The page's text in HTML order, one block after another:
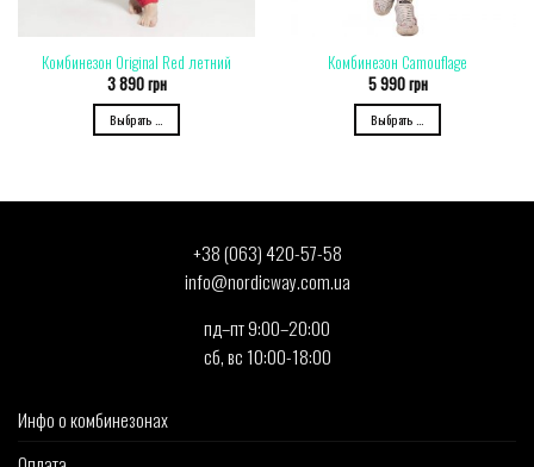
Комбинезон Original Red летний
3 890грн
Выбрать ...
Комбинезон Camouflage
5 990грн
Выбрать ...
+38 (063) 420-57-58
info@nordicway.com.ua
пд–пт 9:00–20:00
сб, вс 10:00-18:00
Инфо о комбинезонах